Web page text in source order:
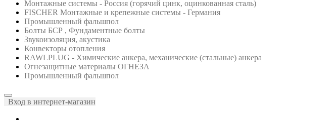
Монтажные системы - Россия (горячий цинк, оцинкованная сталь)
FISCHER Монтажные и крепежные системы - Германия
Промышленный фальшпол
Болты БСР , Фундаментные болты
Звукоизоляция, акустика
Конвекторы отопления
RAWLPLUG - Химические анкера, механические (стальные) анкера
Огнезащитные материалы ОГНЕЗА
Промышленный фальшпол
Вход в интернет-магазин